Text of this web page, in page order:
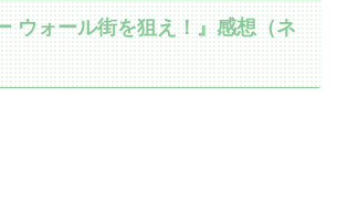
ウォール街を狙え！』感想（ネ